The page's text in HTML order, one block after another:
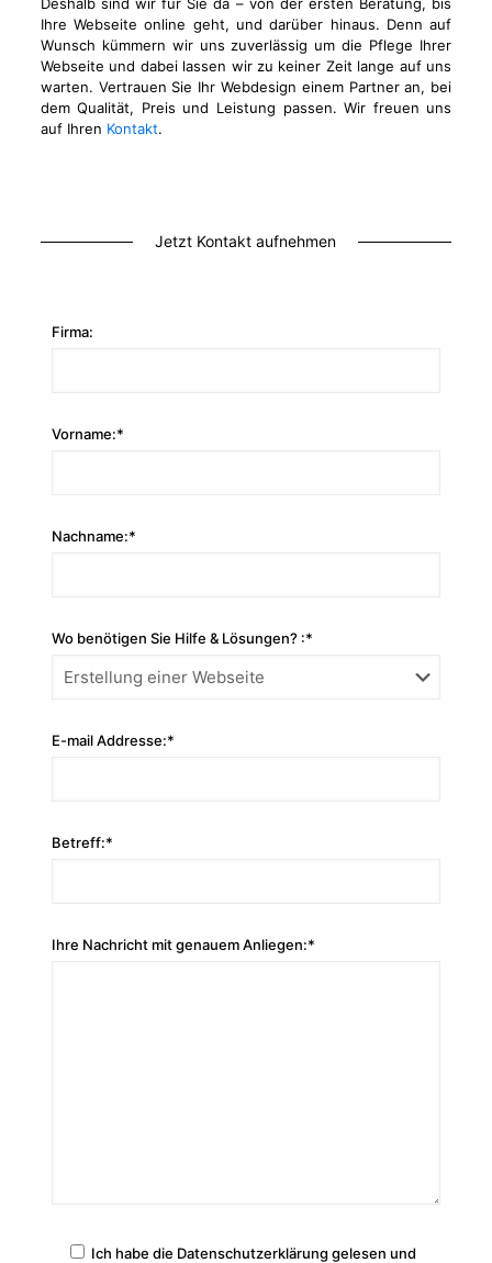
Ihre Webseite online geht, und darüber hinaus. Denn auf
Wunsch kümmern wir uns zuverlässig um die Pflege Ihrer
Webseite und dabei lassen wir zu keiner Zeit lange auf uns
warten. Vertrauen Sie Ihr Webdesign einem Partner an, bei
dem Qualität, Preis und Leistung passen. Wir freuen uns
auf Ihren Kontakt.
Jetzt Kontakt aufnehmen
Firma:
Vorname:*
Nachname:*
Wo benötigen Sie Hilfe & Lösungen? :*
E-mail Addresse:*
Betreff:*
Ihre Nachricht mit genauem Anliegen:*
Ich habe die Datenschutzerklärung gelesen und